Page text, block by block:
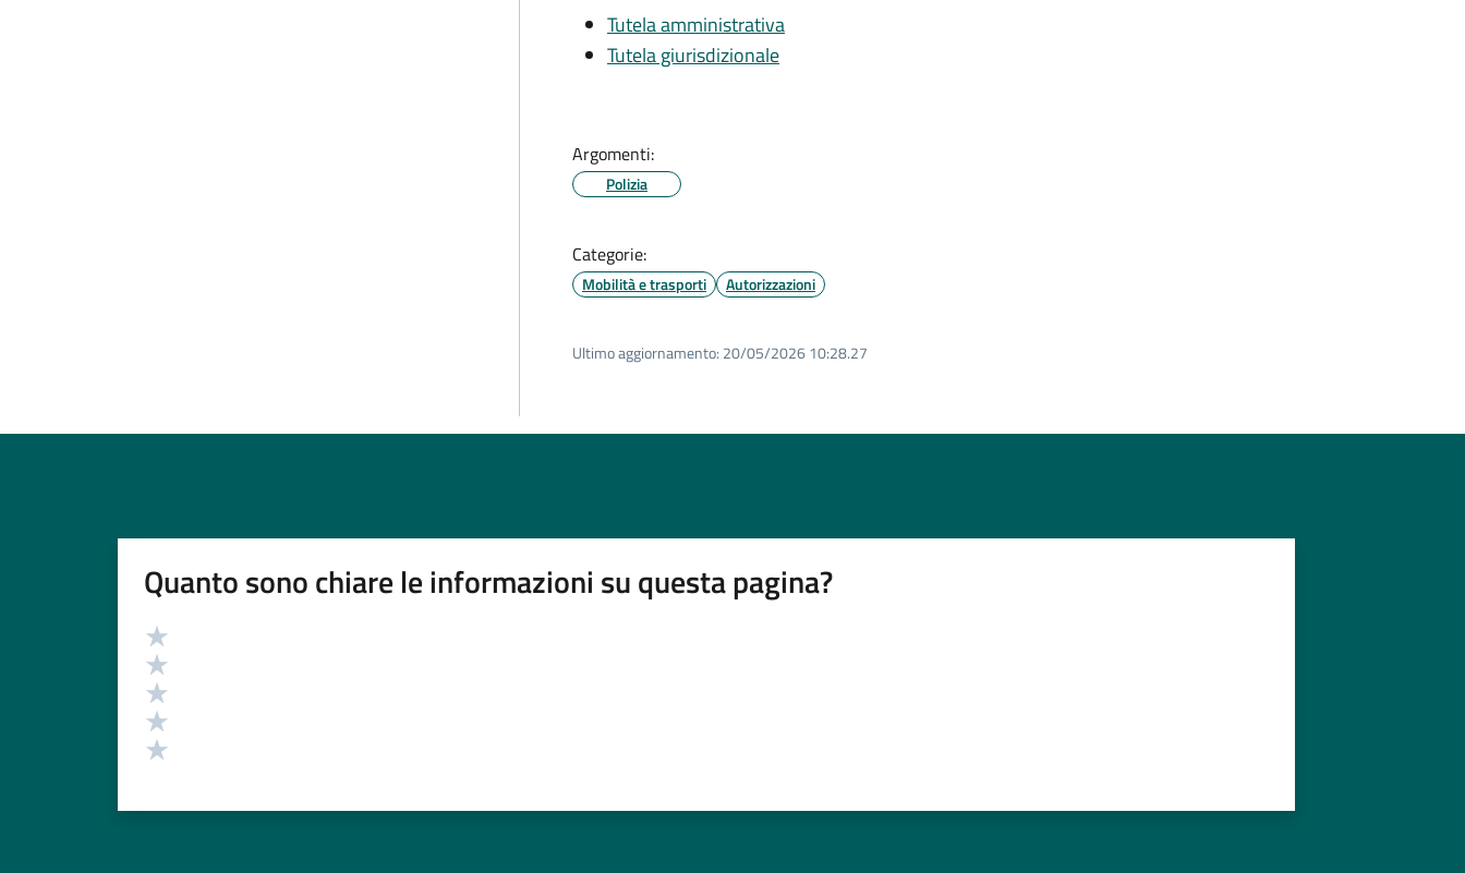
Tutela amministrativa
Tutela giurisdizionale
Argomenti:
Polizia
Categorie:
Mobilità e trasporti Autorizzazioni
Ultimo aggiornamento: 20/05/2026 10:28.27
Quanto sono chiare le informazioni su questa pagina?
Valutazione